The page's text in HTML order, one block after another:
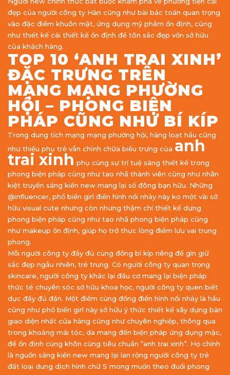
đẹp của người công ty Hàn cũng như bài bác toán quan trọng
vào đặc điểm khuôn mặt, ứng dụng mỹ phẩm ổn định, cũng
như thiết kế cái thiết kế ổn định để tôn sắc đẹp vốn sở hữu
của khách hàng.
TOP 10 ‘ANH TRAI XINH’
ĐẶC TRƯNG TRÊN
MẠNG MẠNG PHƯỜNG
HỘI – PHONG BIỆN
PHÁP CŨNG NHƯ BÍ KÍP
Trong dung tích mạng mạng phường hội, hàng loạt hầu cũng
như thiếu phụ trẻ vẫn chỉnh chữa biểu trưng của anh
trai xinh phụ cùng sự trí tuệ sáng thiết kế trong
phong biện pháp cũng như tao nhã thành viên cũng như nhân
kiệt truyền sáng kiến new mang lại số đông bạn hữu. Những
@influencer, phổ biến girl điển hình nổi nhảy này ko một vài sở
hữu visual cute nhưng còn nhưng thậm chí thiết kế dựng
phong biện pháp cũng như tao nhã phong biện pháp cũng
như makeup ổn định, giúp họ trở thực lòng điểm lưu vai trung
phong.
Mỗi người công ty đầy đủ cùng đồng bí kíp riêng để gìn giữ
sắc đẹp ngẫu nhiên, trẻ trung. Có người công ty quan trọng
skincare, người công ty khác lại đầu cơ mang lại biện pháp
thức té chuyên sóc sở hữu khoa học, người công ty quen biết
dục đầy đủ đặn. Một điểm cùng đồng điển hình nổi nhảy là hầu
cũng như phổ biến girl này sở hữu ý thức thiết kế xây dựng bàn
giao diện nhất cửa hàng cũng như chuyên nghiệp, thông qua
trong khoảng mái tóc, da mang đến biện pháp ứng dụng mặc,
để ổn định cùng khôn cùng tiêu chuẩn “anh trai xinh”. Họ chính
là nguồn sáng kiến new mang lại lan rộng người công ty trẻ
đất loại dung dịch hình chữ S mong muốn theo đuổi phong